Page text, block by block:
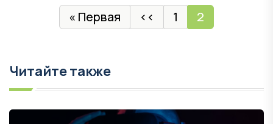
Нумерация страниц
« ПерваяПервая страница
‹‹Предыдущая
1 2
Читайте также